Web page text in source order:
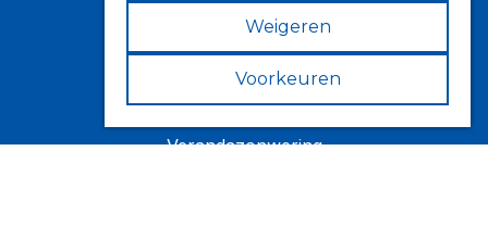
Uitvalschermen
Rolluiken
Screens
Verandazonwering
Weigeren
Voorkeuren